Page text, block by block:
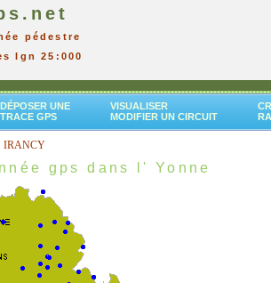
pédestre
Ign 25:000
DÉPOSER UNE
TRACE GPS
VISUALISER
MODIFIER UN CIRCUIT
IRANCY
gps dans l' Yonne